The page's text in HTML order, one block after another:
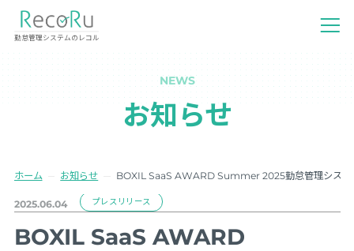
勤怠管理システムのレコル
NEWS
お知らせ
ホーム お知らせ BOXIL SaaS AWARD Summer 2025勤怠管理システ
2025.06.04 プレスリリース
BOXIL SaaS AWARD